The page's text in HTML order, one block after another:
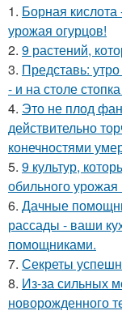
1. Борная кислота
урожая огурцов!
2. 9 растений,
3. Представь:
- и на столе
4. Это не плод
действительно
конечностями
5. 9 культур,
обильного урожая
6. Дачные
рассады - ваши
помощниками.
7. Секреты
8. Из-за сильных
новорожденного